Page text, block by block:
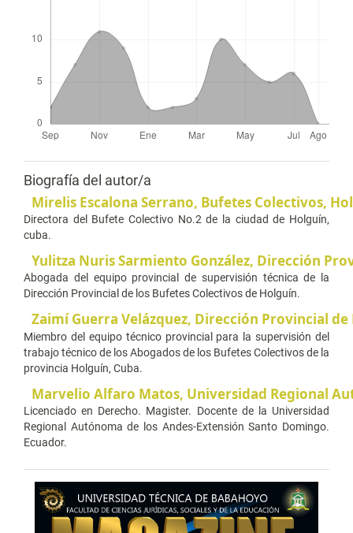
Biografía del autor/a
Mirelis Escalona Serrano, Bufetes Colectivos,
Directora del Bufete Colectivo No.2 de la ciudad de Holguín,
cuba.
Yulitza Nuris Sarmiento González, Dirección
Abogada del equipo provincial de supervisión técnica de la
Dirección Provincial de los Bufetes Colectivos de Holguín.
Zaimí Guerra Velázquez, Dirección Provincial
Miembro del equipo técnico provincial para la supervisión del
trabajo técnico de los Abogados de los Bufetes Colectivos de la
provincia Holguín, Cuba.
Marvelio Alfaro Matos, Universidad Regional
Licenciado en Derecho. Magister. Docente de la Universidad
Regional Autónoma de los Andes-Extensión Santo Domingo.
Ecuador.